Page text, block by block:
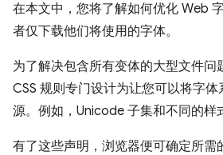
在本文中，您将了解如何优化 Web
者仅下载他们将使用的字体。
为了解决包含所有变体的大型文件问
CSS 规则专门设计为让您可以将字
源。例如，Unicode 子集和不同的样
有了这些声明，浏览器便可确定所需